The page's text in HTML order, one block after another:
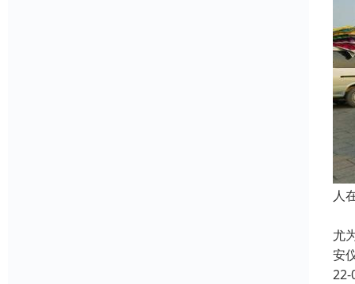
人
尤
安
22-